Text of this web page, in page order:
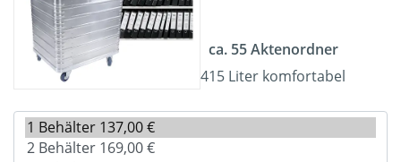
ca. 55 Aktenordner
415 Liter komfortabel